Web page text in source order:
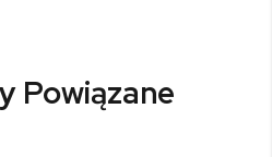
Powiązane